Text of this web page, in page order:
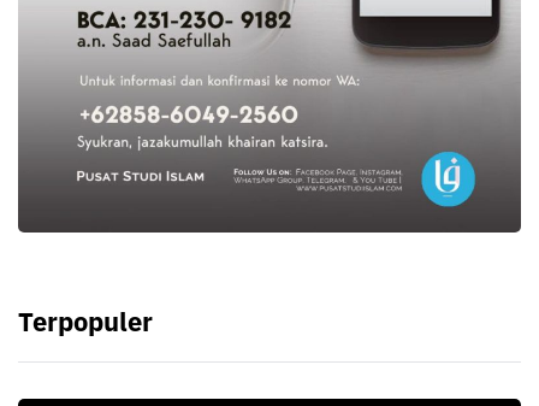
Terpopuler